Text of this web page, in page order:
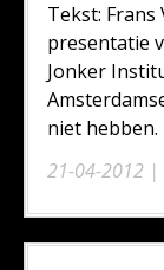
21-04-2012 |
Tekst:
presentatie
Jonker
niet hebben.